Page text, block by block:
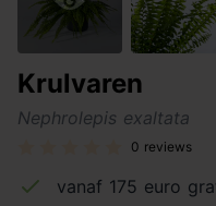
Krulvaren
Nephrolepis exaltata
0 reviews
vanaf 175 euro